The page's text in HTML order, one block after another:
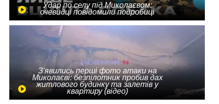
Удар по селу під Миколаєвом:
очевидці повідомили подробиці
З'явились перші фото атаки на
Миколаєві: безпілотник пробив дах
житлового будинку та залетів у
квартиру (відео)